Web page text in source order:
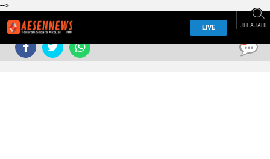
-->
LIVE JELAJAHI